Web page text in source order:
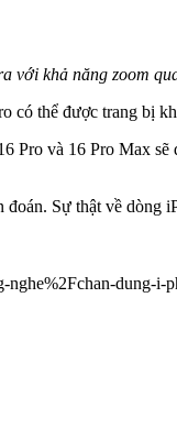
với khả năng zoom
có thể được trang bị
Pro và 16 Pro Max
Sự thật về dòng
dung-